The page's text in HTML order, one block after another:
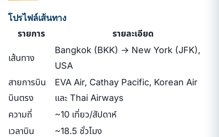
โปรไฟล์เส้นทาง
รายการ รายละเอียด
เส้นทาง
Bangkok (BKK) → New York (JFK),
USA
สายการบิน
บินตรง
EVA Air, Cathay Pacific, Korean Air
และ Thai Airways
ความถี่
~10 เที่ยว/สัปดาห์
เวลาบิน
~18.5 ชั่วโมง